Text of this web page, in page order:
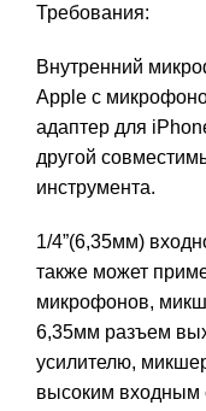
Требования:
Внутренний
Apple с
адаптер для
другой
инструмента.
1/4”(6,35мм)
также может
микрофонов,
6,35мм разъем
усилителю,
высоким входным